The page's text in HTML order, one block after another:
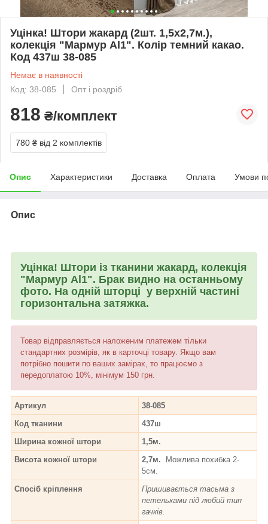
Уцінка! Штори жакард (2шт. 1,5х2,7м.),
колекція "Мармур Al1". Колір темний какао.
Код 437ш 38-085
Немає в наявності
Код: 38-085
Опт і роздріб
818 ₴/комплект
780 ₴ від 2 комплектів
Опис Характеристики Доставка Оплата Умови
Опис
Уцінка! Штори із тканини жакард, колекція
"Мармур Al1". Брак видно на останньому
фото. На одній шторці у верхній частині
горизонтальна затяжка.
Товар відправляється наложеним платежем тільки
стандартних розмірів, як в карточці товару. Якщо вам
потрібно пошити по ваших замірах, то працюємо з
передоплатою 10%, мінімум 150 грн.
Артикул
38-085
Код тканини
437ш
Ширина кожної штори
1,5м.
Висота кожної штори
2,7м. Можлива похибка 2-
5см.
Спосіб кріплення
Пришивається тасьма з
петельками під любий тип
гачків.